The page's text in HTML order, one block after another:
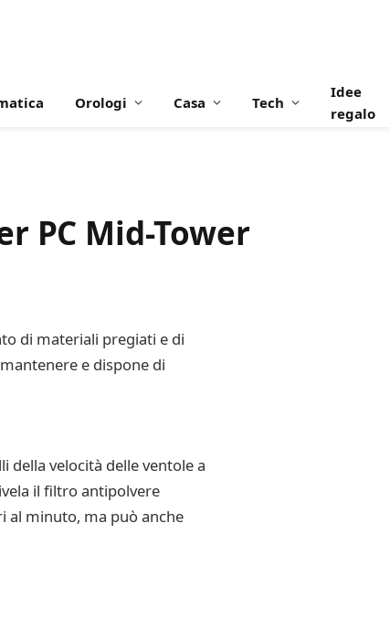
Orologi Casa Tech
Idee
regalo
PC Mid-Tower
di materiali pregiati e di
e dispone di
della velocità delle ventole a
il filtro antipolvere
al minuto, ma può anche